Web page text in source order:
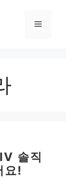
메
솔직
요!